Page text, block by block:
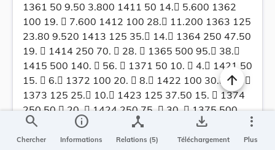
1361 50 9.50 3.800 1411 50 14. 5.600 1362
100 19.  7.600 1412 100 28. 11.200 1363 125
23.80 9.520 1413 125 35. 14. 1364 250 47.50
19.  1414 250 70.  28.  1365 500 95. 38.
1415 500 140.  56.  1371 50 10.  4. 1421 50
15.  6. 1372 100 20.  8. 1422 100 30. 12. 
1373 125 25. 10. 1423 125 37.50 15.  1374
250 50. 20.  1424 250 75.  30.  1375 500
100.  40.  1425 500 150.  60.         
559
search
Chercher
info
Informations
device_hub
Relations (5)
save_alt
Téléchargement
more_vert
Plus